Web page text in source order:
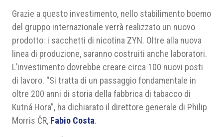
Grazie a questo investimento, nello stabilimento boemo
del gruppo internazionale verrà realizzato un nuovo
prodotto: i sacchetti di nicotina ZYN. Oltre alla nuova
linea di produzione, saranno costruiti anche laboratori.
L’investimento dovrebbe creare circa 100 nuovi posti
di lavoro. “Si tratta di un passaggio fondamentale in
oltre 200 anni di storia della fabbrica di tabacco di
Kutná Hora”, ha dichiarato il direttore generale di Philip
Morris ČR, Fabio Costa.